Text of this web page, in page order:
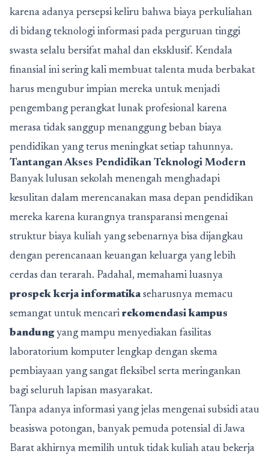
karena adanya persepsi keliru bahwa biaya perkuliahan
di bidang teknologi informasi pada perguruan tinggi
swasta selalu bersifat mahal dan eksklusif. Kendala
finansial ini sering kali membuat talenta muda berbakat
harus mengubur impian mereka untuk menjadi
pengembang perangkat lunak profesional karena
merasa tidak sanggup menanggung beban biaya
pendidikan yang terus meningkat setiap tahunnya.
Tantangan Akses Pendidikan Teknologi Modern
Banyak lulusan sekolah menengah menghadapi
kesulitan dalam merencanakan masa depan pendidikan
mereka karena kurangnya transparansi mengenai
struktur biaya kuliah yang sebenarnya bisa dijangkau
dengan perencanaan keuangan keluarga yang lebih
cerdas dan terarah. Padahal, memahami luasnya
prospek kerja informatikaseharusnya memacu
semangat untuk mencari rekomendasi kampus
bandungyang mampu menyediakan fasilitas
laboratorium komputer lengkap dengan skema
pembiayaan yang sangat fleksibel serta meringankan
bagi seluruh lapisan masyarakat.
Tanpa adanya informasi yang jelas mengenai subsidi atau
beasiswa potongan, banyak pemuda potensial di Jawa
Barat akhirnya memilih untuk tidak kuliah atau bekerja